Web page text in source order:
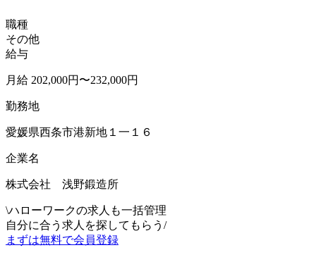
職種
その他
給与
月給 202,000円〜232,000円
勤務地
愛媛県西条市港新地１一１６
企業名
株式会社 浅野鍛造所
\ハローワークの求人も一括管理
自分に合う求人を探してもらう /
まずは無料で会員登録